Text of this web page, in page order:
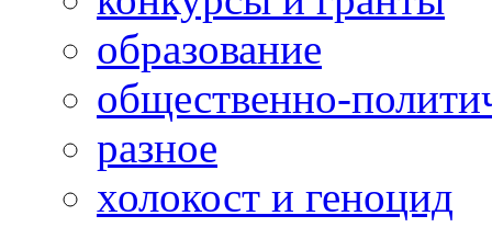
образование
общественно-
разное
холокост и геноцид